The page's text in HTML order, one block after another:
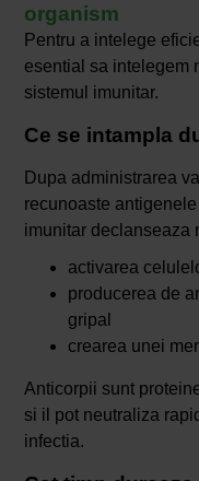
organism
Pentru a intelege
esential sa intelegem
sistemul imunitar.
Ce se intampla
Dupa administrarea
recunoaste
imunitar declanseaza
activarea
producerea de
gripal
crearea unei
Anticorpii sunt
si il pot neutraliza
infectia.